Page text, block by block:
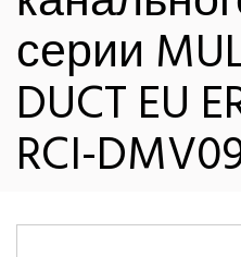
серии
DUCT EU
RCI-